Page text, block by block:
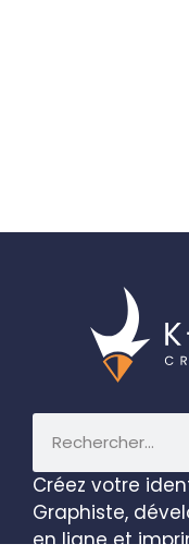
Créez votre
Graphiste,
en ligne et